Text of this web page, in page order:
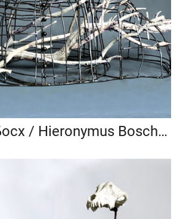
Иероним Босх / Hieronymus Bosch_2021